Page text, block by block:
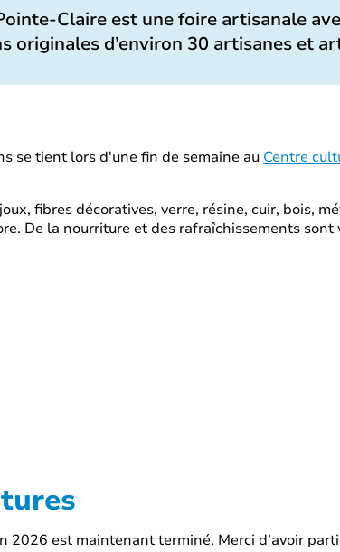
Claire est une foire artisanale
originales d’environ 30 artisanes et
se tient lors d'une fin de semaine au Centre
fibres décoratives, verre, résine, cuir, bois,
De la nourriture et des rafraîchissements sont
2026 est maintenant terminé. Merci d’avoir